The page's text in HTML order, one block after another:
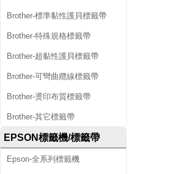
Brother-標準黏性護貝標籤帶
Brother-特殊規格標籤帶
Brother-超黏性護貝標籤帶
Brother-可彎曲纜線標籤帶
Brother-燙印布質標籤帶
Brother-其它標籤帶
EPSON標籤機/標籤帶
Epson-全系列標籤機